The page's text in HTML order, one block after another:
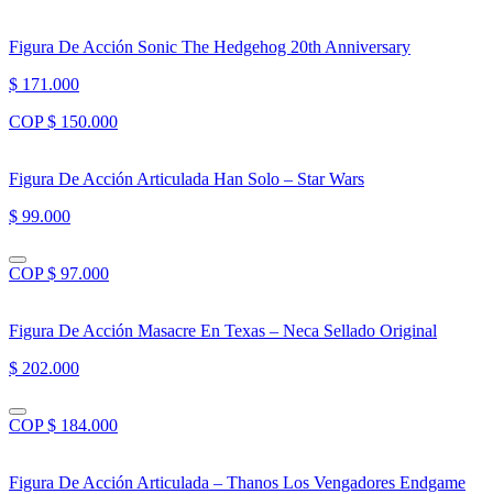
Figura De Acción Sonic The Hedgehog 20th Anniversary
$ 171.000
COP $ 150.000
Figura De Acción Articulada Han Solo – Star Wars
$ 99.000
COP $ 97.000
Figura De Acción Masacre En Texas – Neca Sellado Original
$ 202.000
COP $ 184.000
Figura De Acción Articulada – Thanos Los Vengadores Endgame